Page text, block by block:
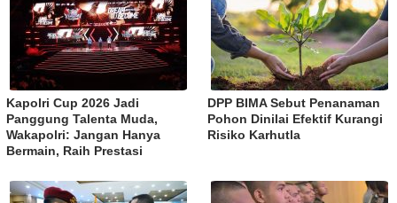
Kapolri Cup 2026 Jadi
Panggung Talenta Muda,
Wakapolri: Jangan Hanya
Bermain, Raih Prestasi
DPP BIMA Sebut Penanaman
Pohon Dinilai Efektif Kurangi
Risiko Karhutla